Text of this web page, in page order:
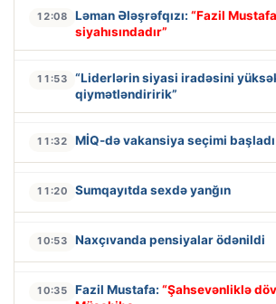
12:08 Ləman Ələşrəfqızı: “Fazil
siyahısındadır”
11:53
“Liderlərin siyasi iradəsini
qiymətləndiririk”
11:32 MİQ-də vakansiya seçimi başladı
11:20 Sumqayıtda sexdə yanğın
10:53 Naxçıvanda pensiyalar ödənildi
10:35 Fazil Mustafa: “Şahsevənliklə